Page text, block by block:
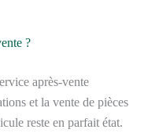
?
après-vente
et la vente de pièces
reste en parfait état.